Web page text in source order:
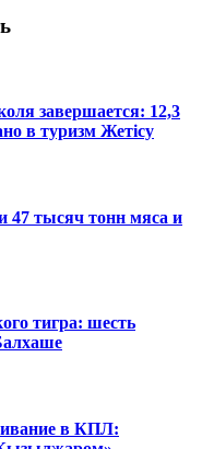
завершается: 12,3
в туризм Жетісу
47 тысяч тонн мяса и
тигра: шесть
в КПЛ: